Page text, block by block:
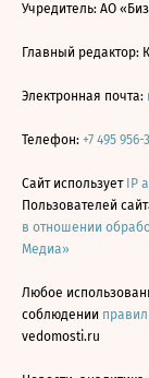
Учредитель: АО
Главный редактор:
Электронная почта:
Телефон: +7 495 956-
Сайт использует IP
Пользователей
в отношении
Медиа»
Любое
соблюдении
vedomosti.ru